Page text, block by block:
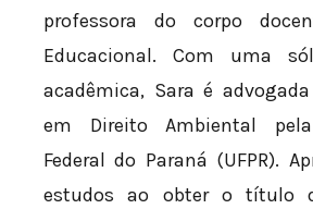
professora do corpo
Educacional. Com uma
acadêmica, Sara é
em Direito Ambiental pela
Federal do Paraná (UFPR).
estudos ao obter o título